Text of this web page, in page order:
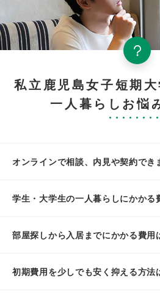
私立鹿児島女子短期
一人暮らしお悩
オンラインで相談、内見や契約でき
学生・大学生の一人暮らしにかかる
部屋探しから入居までにかかる費用
初期費用を少しでも安く抑える方法